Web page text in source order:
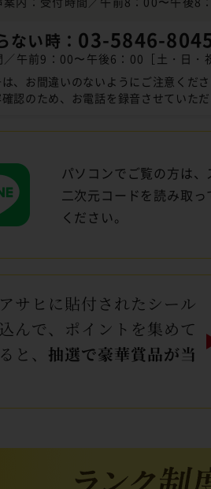
ない時： 03-5846-
／午前9：00〜午後6：00［土・日
、お間違いのないようにご注意くださ
認のため、お電話を録音させていただ
パソコンでご覧の方は
二次元コードを読み取
ください。
サヒに貼付されたシール
んで、ポイントを集めて
と、 抽選で豪華賞品が当